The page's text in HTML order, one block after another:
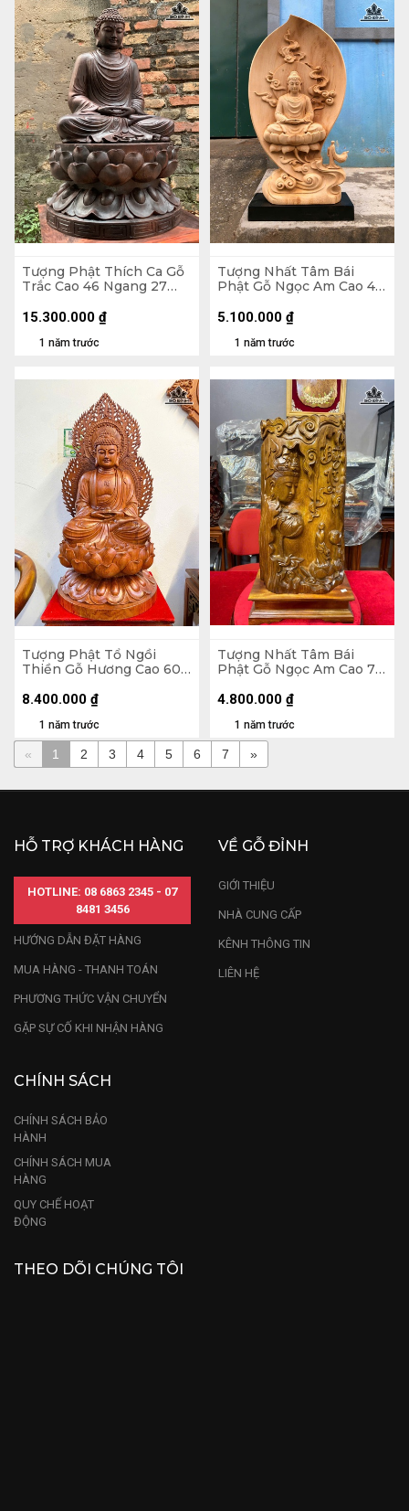
Tượng Phật Thích Ca Gỗ
Trắc Cao 46 Ngang 27
1 năm trước
15.300.000 ₫
Tượng Nhất Tâm Bái
Phật Gỗ Ngọc Am Cao 48
1 năm trước
5.100.000 ₫
Tượng Phật Tổ Ngồi
Thiền Gỗ Hương Cao 60
1 năm trước
8.400.000 ₫
Tượng Nhất Tâm Bái
Phật Gỗ Ngọc Am Cao 70
1 năm trước
4.800.000 ₫
« 1 2 3 4 5 6 7 »
HỖ TRỢ KHÁCH HÀNG
HOTLINE: 08 6863 2345 - 07
8481 3456
HƯỚNG DẪN ĐẶT HÀNG
MUA HÀNG - THANH TOÁN
PHƯƠNG THỨC VẬN CHUYỂN
GẶP SỰ CỐ KHI NHẬN HÀNG
VỀ GỖ ĐỈNH
GIỚI THIỆU
NHÀ CUNG CẤP
KÊNH THÔNG TIN
LIÊN HỆ
CHÍNH SÁCH
CHÍNH SÁCH BẢO
HÀNH
CHÍNH SÁCH MUA
HÀNG
QUY CHẾ HOẠT
ĐỘNG
THEO DÕI CHÚNG TÔI